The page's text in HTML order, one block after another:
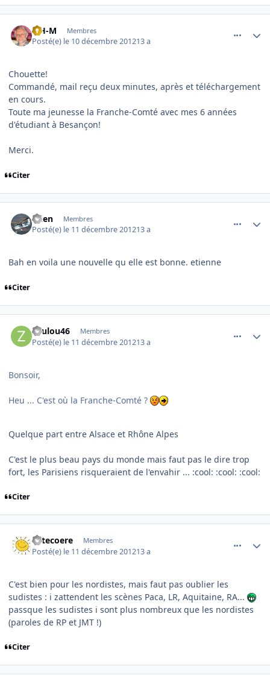
Y.H-M Membres
Posté(e) le 10 décembre 201213 a
Chouette!
Commandé, mail reçu deux minutes, après et téléchargement
en cours.
Toute ma jeunesse la Franche-Comté avec mes 6 années
d'étudiant à Besançon!
Merci.
Citer
etien Membres
Posté(e) le 11 décembre 201213 a
Bah en voila une nouvelle qu elle est bonne. etienne
Citer
zoulou46 Membres
Posté(e) le 11 décembre 201213 a
Bonsoir,
Heu ... C'est où la Franche-Comté ?
Quelque part entre Alsace et Rhône Alpes
C'est le plus beau pays du monde mais faut pas le dire trop
fort, les Parisiens risqueraient de l'envahir ... :cool: :cool: :cool:
Citer
Latecoere Membres
Posté(e) le 11 décembre 201213 a
C'est bien pour les nordistes, mais faut pas oublier les
sudistes : i zattendent les scènes Paca, LR, Aquitaine, RA...
passque les sudistes i sont plus nombreux que les nordistes
(paroles de RP et JMT !)
Citer